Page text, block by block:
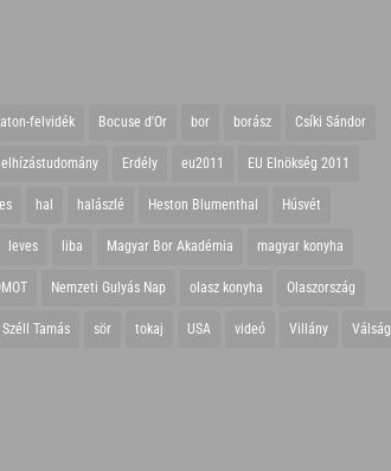
felvidék Bocuse d'Or bor borász Csíki Sándor
elhízástudomány Erdély eu2011 EU Elnökség 2011
hal halászlé Heston Blumenthal Húsvét
leves liba Magyar Bor Akadémia magyar konyha
Nemzeti Gulyás Nap olasz konyha Olaszország
Széll Tamás sör tokaj USA videó Villány Válság